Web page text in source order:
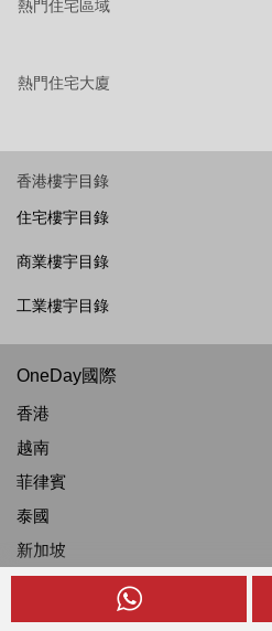
熱門住宅區域
熱門住宅大廈
香港樓宇目錄
住宅樓宇目錄
商業樓宇目錄
工業樓宇目錄
OneDay國際
香港
越南
菲律賓
泰國
新加坡
印度尼西亞